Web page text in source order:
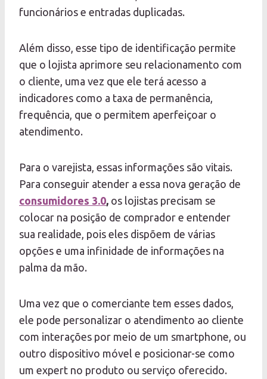
funcionários e entradas duplicadas.
Além disso, esse tipo de identificação permite
que o lojista aprimore seu relacionamento com
o cliente, uma vez que ele terá acesso a
indicadores como a taxa de permanência,
frequência, que o permitem aperfeiçoar o
atendimento.
Para o varejista, essas informações são vitais.
Para conseguir atender a essa nova geração de
consumidores 3.0, os lojistas precisam se
colocar na posição de comprador e entender
sua realidade, pois eles dispõem de várias
opções e uma infinidade de informações na
palma da mão.
Uma vez que o comerciante tem esses dados,
ele pode personalizar o atendimento ao cliente
com interações por meio de um smartphone, ou
outro dispositivo móvel e posicionar-se como
um expert no produto ou serviço oferecido.